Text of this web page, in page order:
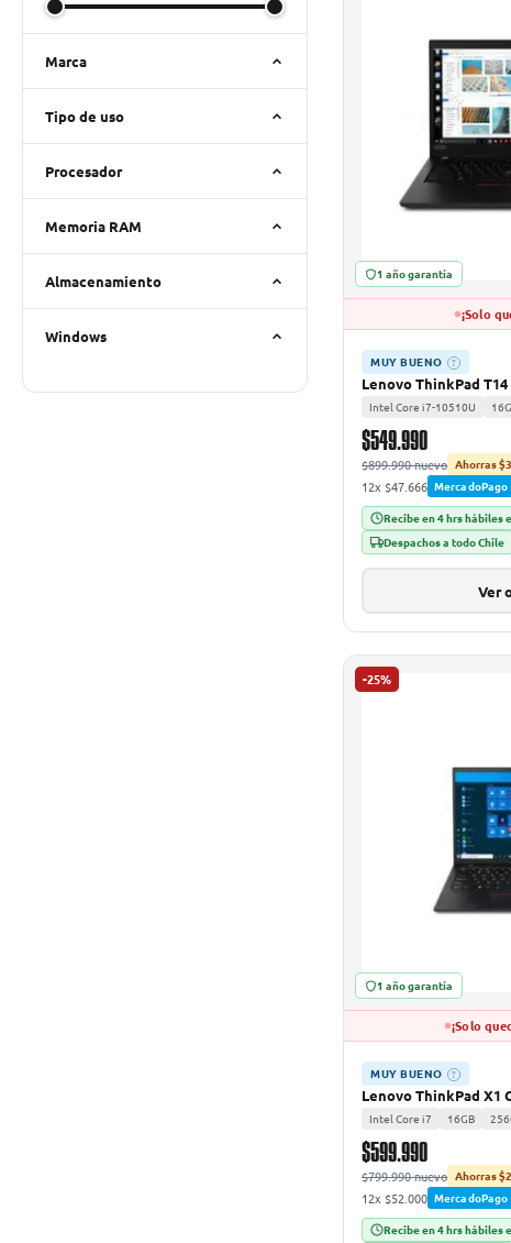
Marca
Tipo de uso
Procesador
Memoria RAM
Almacenamiento
Windows
1 año garantía
¡Solo
MUY BUENO ?
Lenovo ThinkPad T14
Intel Core i7-10510U
$549.990
$899.990 nuevo Ahorras
12x $47.666 MercadoPago
Recibe en 4 hrs hábiles
Despachos a todo Chile
Ver
-25%
1 año garantía
¡Solo
MUY BUENO ?
Lenovo ThinkPad X1
Intel Core i7 16GB
$599.990
$799.990 nuevo Ahorras
12x $52.000 MercadoPago
Recibe en 4 hrs hábiles